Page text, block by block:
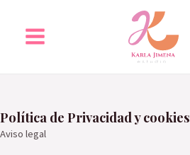
contenidoMENU
Política de Privacidad y cookies
Aviso legal